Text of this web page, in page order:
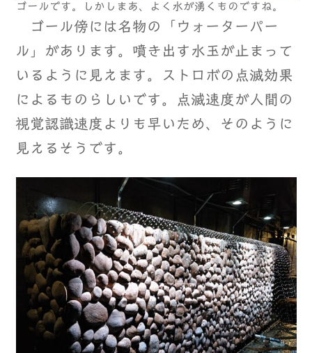
ゴールです。しかしまあ、よく水が湧くものですね。
ゴール傍には名物の「ウォーターパー
ル」があります。噴き出す水玉が止まって
いるように見えます。ストロボの点滅効果
によるものらしいです。点滅速度が人間の
視覚認識速度よりも早いため、そのように
見えるそうです。